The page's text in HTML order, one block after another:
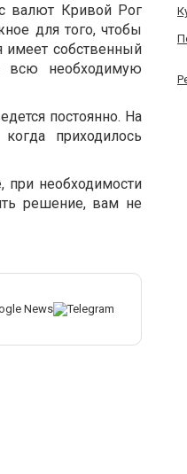
валют Кривой Рог
для того, чтобы
имеет собственный
всю необходимую
постоянно. На
приходилось
необходимости
решение, вам не